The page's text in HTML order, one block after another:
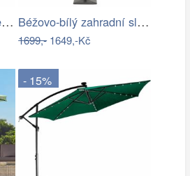
Garthen Závěsný slunečník s kličkou - 3… Béžovo-bílý zahradní slunečník ⌀260 cm…
1699,-1649,-Kč
- 15%